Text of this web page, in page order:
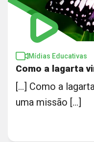
Mídias Educativas
Como a lagarta
[...] Como a
uma missão [...]